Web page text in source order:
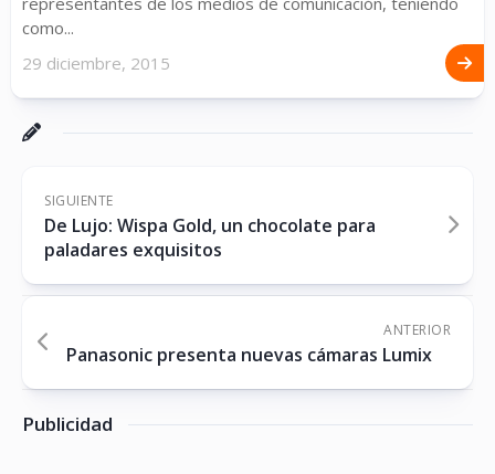
como...
29 diciembre, 2015
SIGUIENTE
De Lujo: Wispa Gold, un chocolate para
paladares exquisitos
ANTERIOR
Panasonic presenta nuevas cámaras Lumix
Publicidad